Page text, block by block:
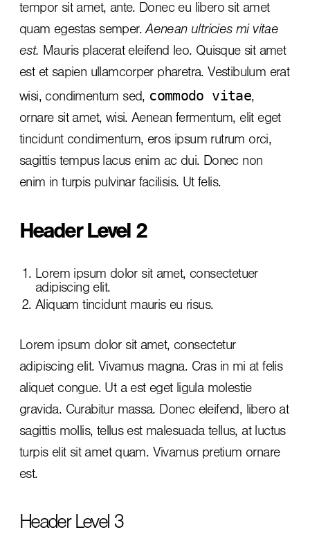
tempor sit amet, ante. Donec eu libero sit amet
quam egestas semper.Aenean ultricies mi vitae
est. Mauris placerat eleifend leo. Quisque sit amet
est et sapien ullamcorper pharetra. Vestibulum erat
wisi, condimentum sed, commodo vitae,
ornare sit amet, wisi. Aenean fermentum, elit eget
tincidunt condimentum, eros ipsum rutrum orci,
sagittis tempus lacus enim ac dui. Donec non
enim in turpis pulvinar facilisis. Ut felis.
Header Level 2
Lorem ipsum dolor sit amet, consectetuer
adipiscing elit.
Aliquam tincidunt mauris eu risus.
Lorem ipsum dolor sit amet, consectetur
adipiscing elit. Vivamus magna. Cras in mi at felis
aliquet congue. Ut a est eget ligula molestie
gravida. Curabitur massa. Donec eleifend, libero at
sagittis mollis, tellus est malesuada tellus, at luctus
turpis elit sit amet quam. Vivamus pretium ornare
est.
Header Level 3